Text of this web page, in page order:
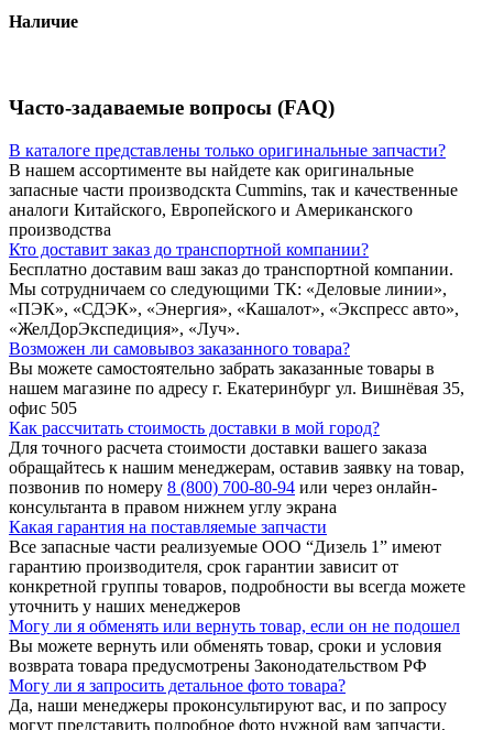
Наличие
Часто-задаваемые вопросы (FAQ)
В каталоге представлены только оригинальные запчасти?
В нашем ассортименте вы найдете как оригинальные
запасные части производскта Cummins, так и качественные
аналоги Китайского, Европейского и Американского
производства
Кто доставит заказ до транспортной компании?
Бесплатно доставим ваш заказ до транспортной компании.
Мы сотрудничаем со следующими ТК: «Деловые линии»,
«ПЭК», «СДЭК», «Энергия», «Кашалот», «Экспресс авто»,
«ЖелДорЭкспедиция», «Луч».
Возможен ли самовывоз заказанного товара?
Вы можете самостоятельно забрать заказанные товары в
нашем магазине по адресу г. Екатеринбург ул. Вишнёвая 35,
офис 505
Как рассчитать стоимость доставки в мой город?
Для точного расчета стоимости доставки вашего заказа
обращайтесь к нашим менеджерам, оставив заявку на товар,
позвонив по номеру 8 (800) 700-80-94 или через онлайн-
консультанта в правом нижнем углу экрана
Какая гарантия на поставляемые запчасти
Все запасные части реализуемые ООО “Дизель 1” имеют
гарантию производителя, срок гарантии зависит от
конкретной группы товаров, подробности вы всегда можете
уточнить у наших менеджеров
Могу ли я обменять или вернуть товар, если он не подошел
Вы можете вернуть или обменять товар, сроки и условия
возврата товара предусмотрены Законодательством РФ
Могу ли я запросить детальное фото товара?
Да, наши менеджеры проконсультируют вас, и по запросу
могут представить подробное фото нужной вам запчасти,